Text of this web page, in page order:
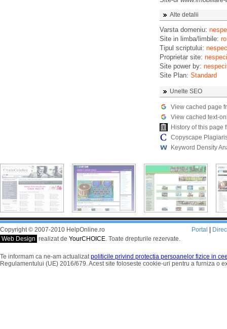
Alte detalii
Varsta domeniu:
Site in limba/limbile: ro
Tipul scriptului:
Proprietar site:
Site power by:
Site Plan: Standard
Unelte SEO
View cached page
View cached text-
History of this page
Copyscape
Keyword Density
Copyright © 2007-2010 HelpOnline.ro
Web Design realizat de YourCHOICE. Toate drepturile rezervate.
Portal
Te informam ca ne-am actualizatpoliticile privind protectia persoanelor fizice in
Regulamentului (UE) 2016/679. Acest site foloseste cookie-uri pentru a furniza o